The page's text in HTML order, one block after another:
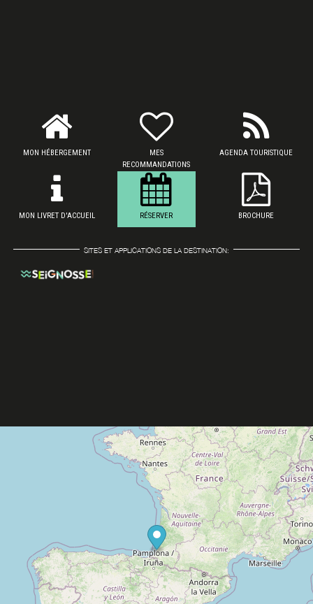
MON HÉBERGEMENT
MES
RECOMMANDATIONS
AGENDA TOURISTIQUE
MON LIVRET D'ACCUEIL RÉSERVER BROCHURE
SITES ET APPLICATIONS DE LA DESTINATION: